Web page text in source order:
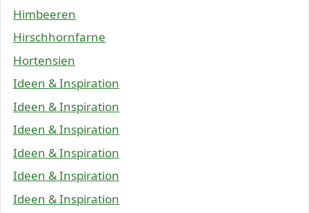
Himbeeren
Hirschhornfarne
Hortensien
Ideen & Inspiration
Ideen & Inspiration
Ideen & Inspiration
Ideen & Inspiration
Ideen & Inspiration
Ideen & Inspiration